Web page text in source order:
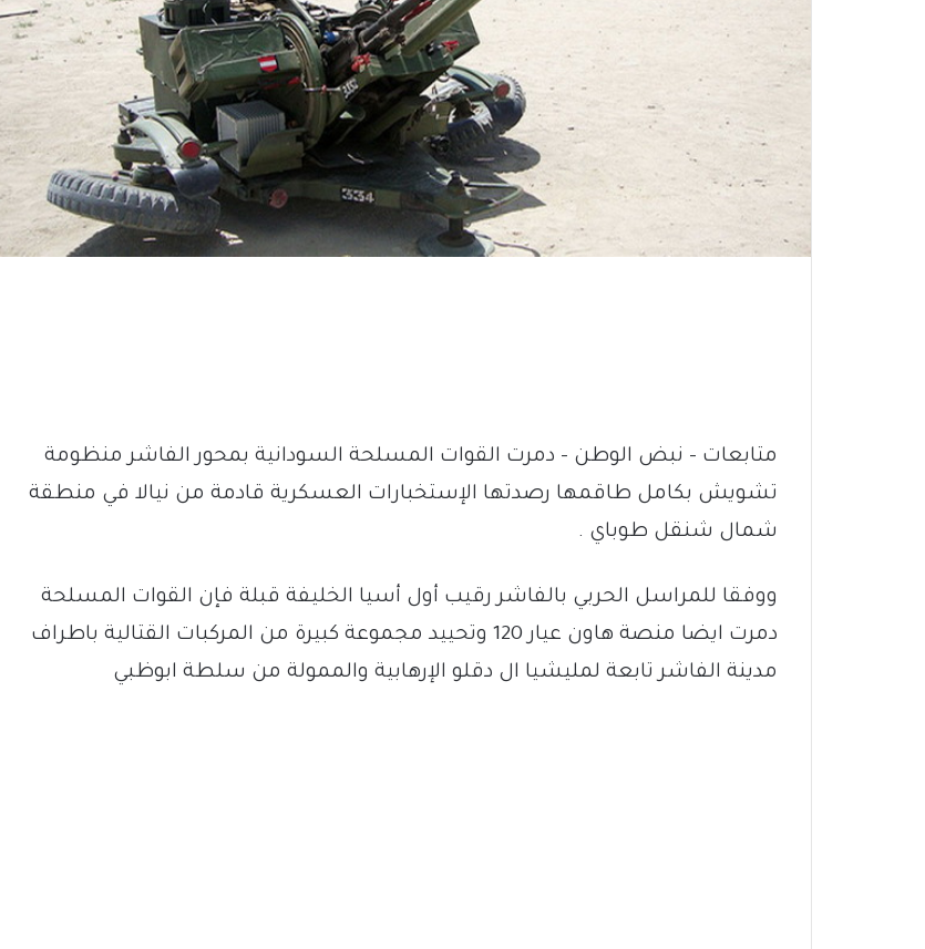
متابعات – نبض الوطن – دمرت القوات المسلحة السودانية بمحور الفاشر منظومة
تشويش بكامل طاقمها رصدتها الإستخبارات العسكرية قادمة من نيالا في منطقة
شمال شنقل طوباي .
ووفقا للمراسل الحربي بالفاشر رقيب أول أسيا الخليفة قبلة فإن القوات المسلحة
دمرت ايضا منصة هاون عيار 120 وتحييد مجموعة كبيرة من المركبات القتالية باطراف
مدينة الفاشر تابعة لمليشيا ال دقلو الإرهابية والممولة من سلطة ابوظبي